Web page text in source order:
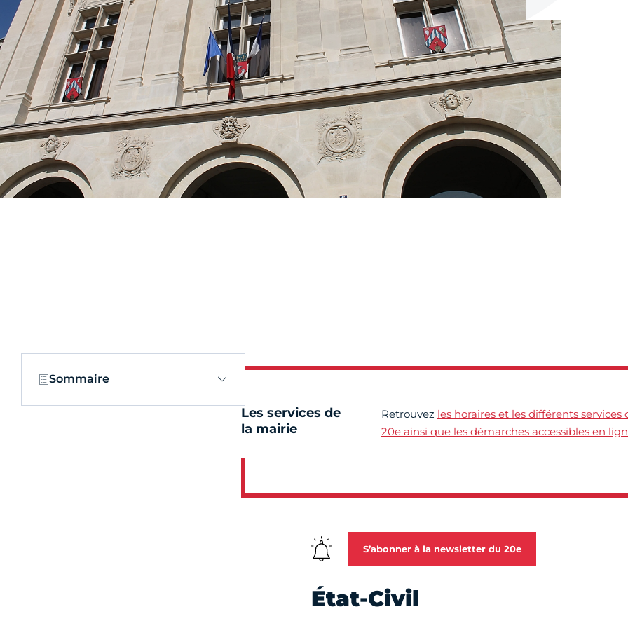
Sommaire
Les services de
la mairie
Retrouvez les horaires et les différents services
20e ainsi que les démarches accessibles en
S’abonner à la newsletter du 20e
État-Civil